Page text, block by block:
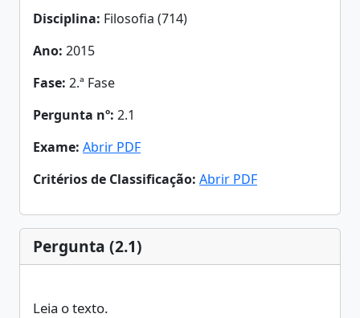
Disciplina: Filosofia (714)
Ano: 2015
Fase: 2.ª Fase
Pergunta nº: 2.1
Exame: Abrir PDF
Critérios de Classificação: Abrir PDF
Pergunta (2.1)
Leia o texto.